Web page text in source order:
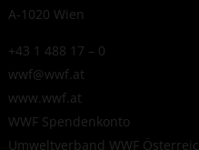
A-1020 Wien
+43 1 488 17 – 0
wwf@wwf.at
www.wwf.at
WWF Spendenkonto
Umweltverband WWF